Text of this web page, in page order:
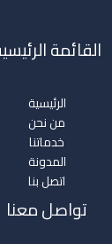
القائمة الرئيسية
الرئيسية
من نحن
خدماتنا
المدونة
اتصل بنا
تواصل معنا